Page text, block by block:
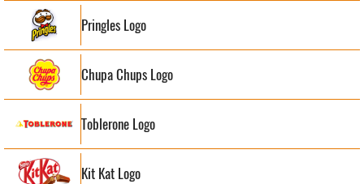
Pringles Logo
Chupa Chups Logo
Toblerone Logo
Kit Kat Logo